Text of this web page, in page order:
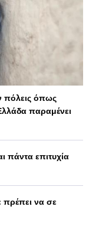
πόλεις όπως
παραμένει
πάντα επιτυχία
πρέπει να σε